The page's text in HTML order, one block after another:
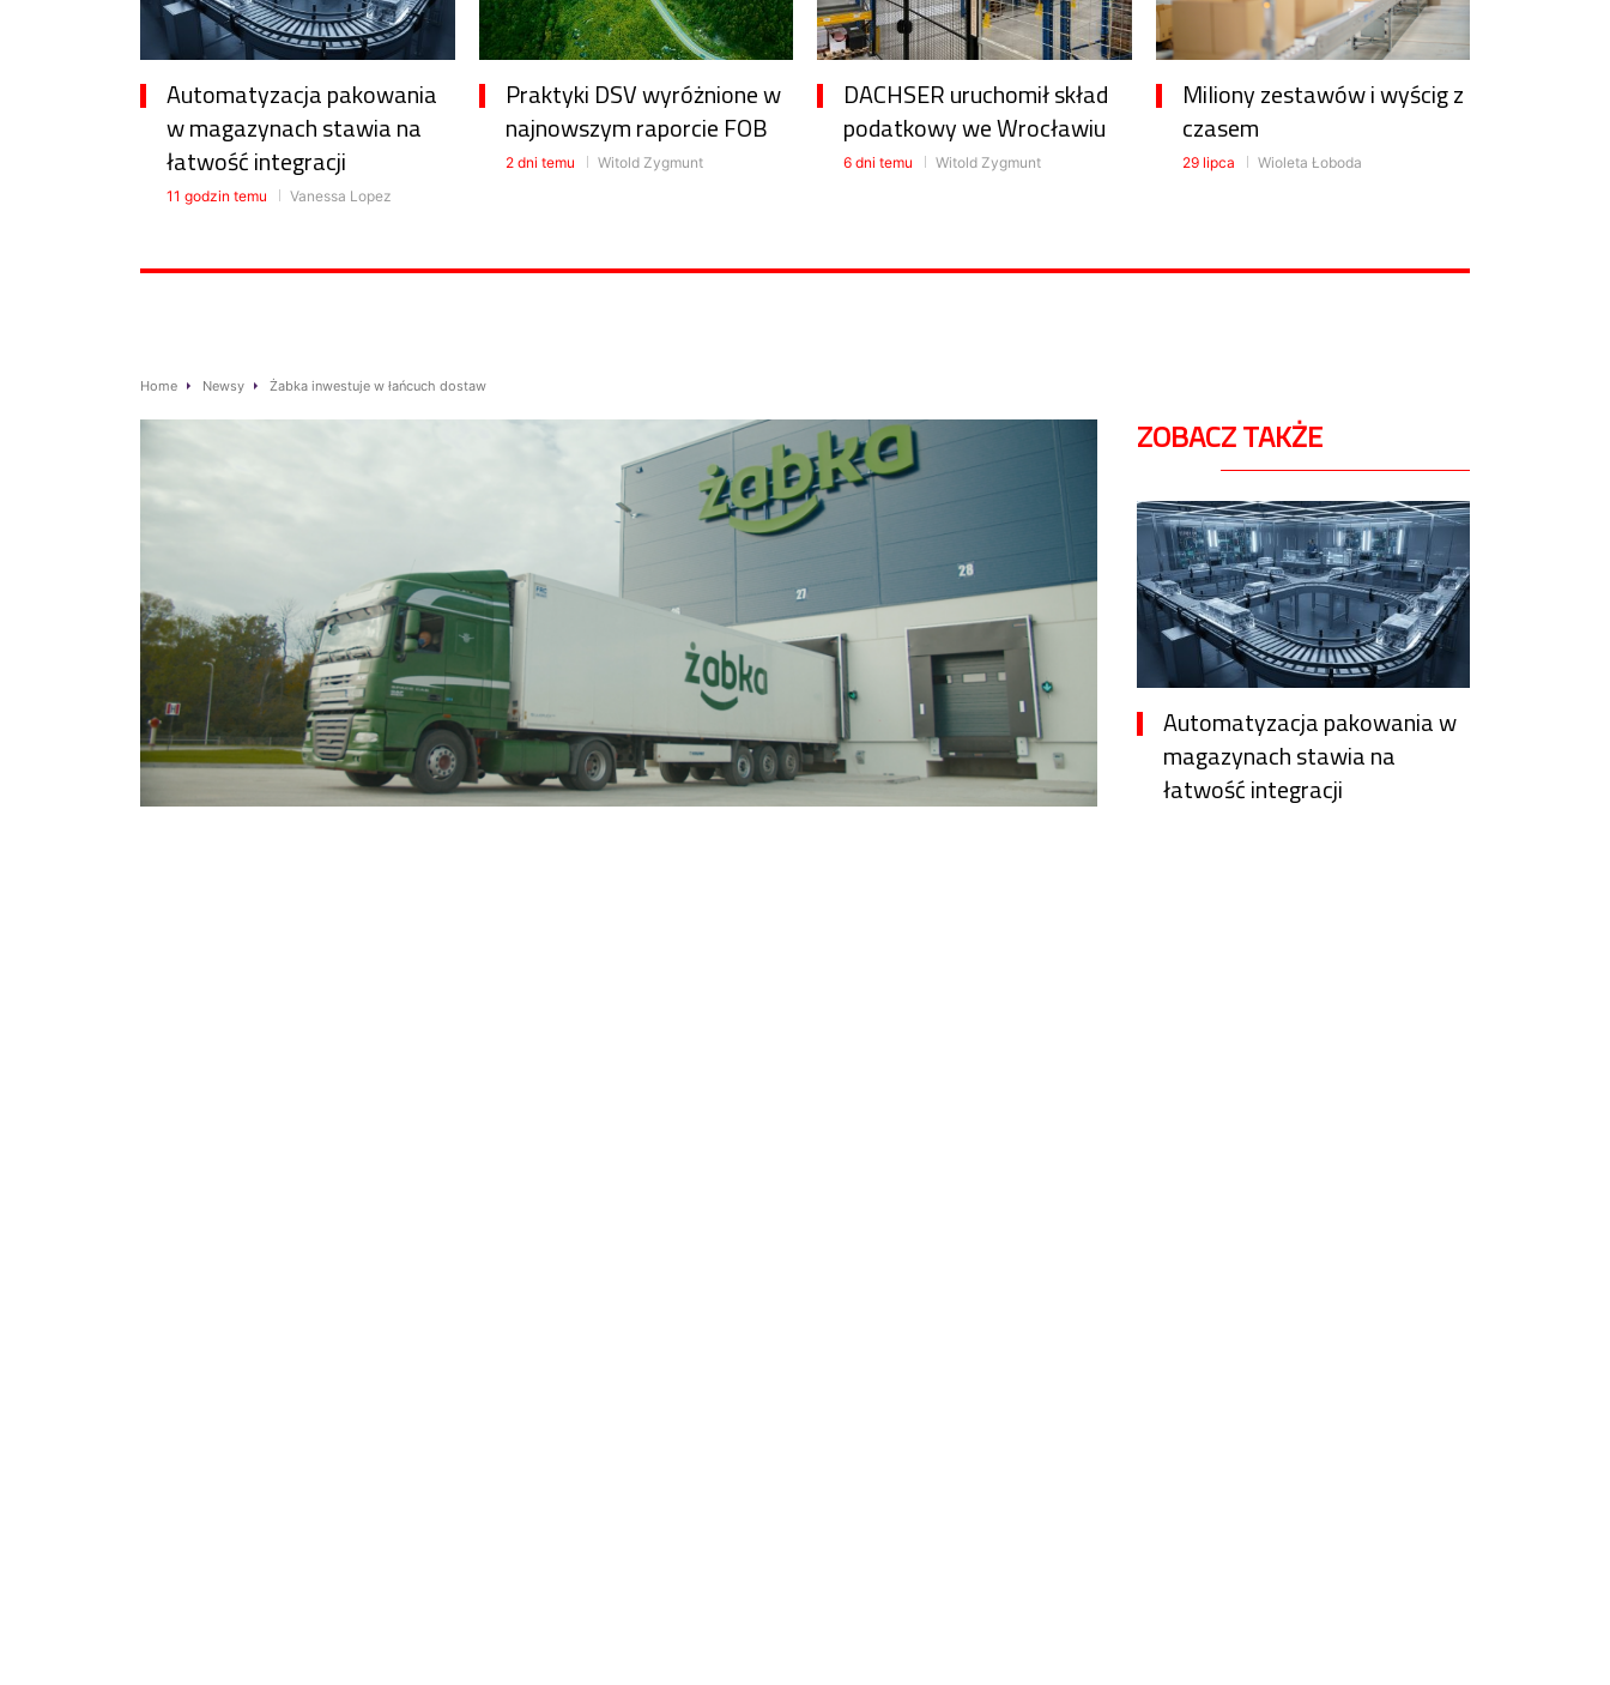
Automatyzacja pakowania
w magazynach stawia na
łatwość integracji
11 godzin temu Vanessa Lopez
Praktyki DSV wyróżnione w
najnowszym raporcie FOB
2 dni temu Witold Zygmunt
DACHSER uruchomił skład
podatkowy we Wrocławiu
6 dni temu Witold Zygmunt
Miliony zestawów i wyścig z
czasem
29 lipca Wioleta Łoboda
Home Newsy Żabka inwestuje w łańcuch dostaw
ZOBACZ TAKŻE
Automatyzacja pakowania w
magazynach stawia na
łatwość integracji